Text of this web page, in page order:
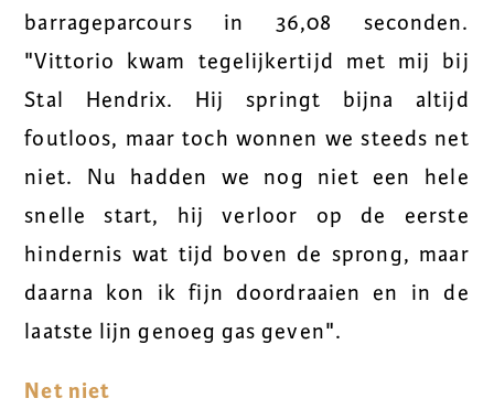
barrageparcours in 36,08 seconden.
"Vittorio kwam tegelijkertijd met mij bij
Stal Hendrix. Hij springt bijna altijd
foutloos, maar toch wonnen we steeds net
niet. Nu hadden we nog niet een hele
snelle start, hij verloor op de eerste
hindernis wat tijd boven de sprong, maar
daarna kon ik fijn doordraaien en in de
laatste lijn genoeg gas geven".
Net niet